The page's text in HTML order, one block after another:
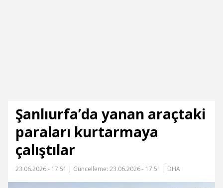
Şanlıurfa’da yanan araçtaki
paraları kurtarmaya
çalıştılar
23.06.2026 - 17:51 | Güncelleme: 23.06.2026 - 17:51 | DHA